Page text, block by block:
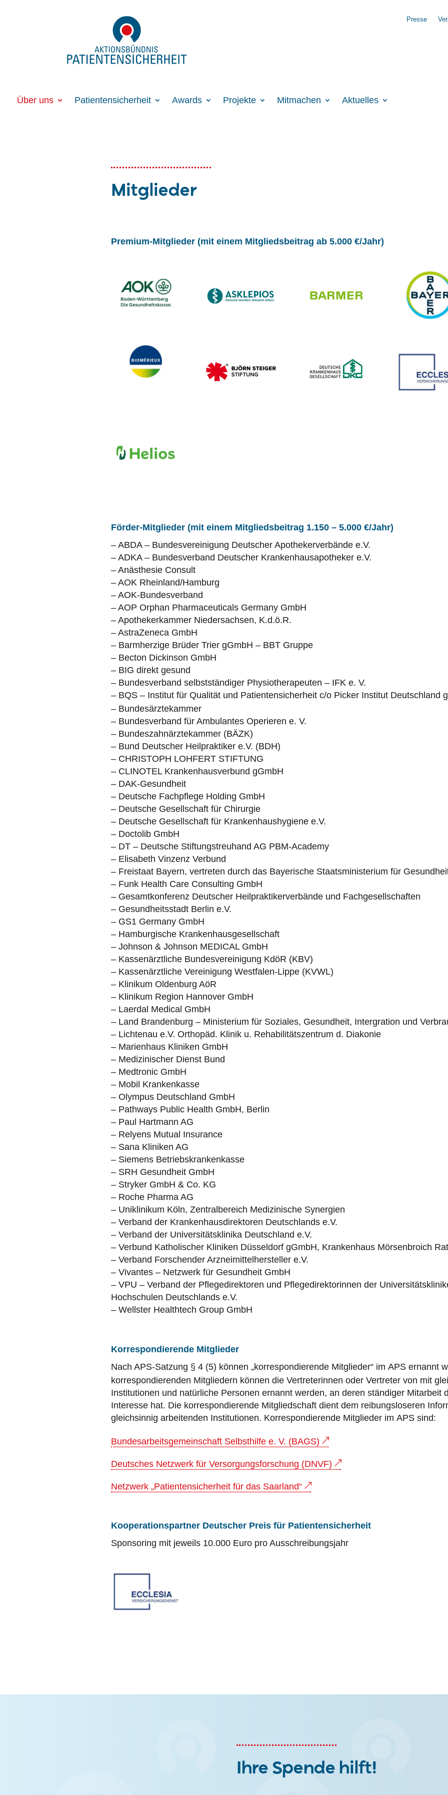
Presse
Über uns Patientensicherheit Awards Projekte Mitmachen Aktuelles
Mitglieder
Premium-Mitglieder (mit einem Mitgliedsbeitrag ab 5.000 €/Jahr)
Förder-Mitglieder (mit einem Mitgliedsbeitrag 1.150 – 5.000 €/Jahr)
– ABDA – Bundesvereinigung Deutscher Apothekerverbände e.V.
– ADKA – Bundesverband Deutscher Krankenhausapotheker e.V.
– Anästhesie Consult
– AOK Rheinland/Hamburg
– AOK-Bundesverband
– AOP Orphan Pharmaceuticals Germany GmbH
– Apothekerkammer Niedersachsen, K.d.ö.R.
– AstraZeneca GmbH
– Barmherzige Brüder Trier gGmbH – BBT Gruppe
– Becton Dickinson GmbH
– BIG direkt gesund
– Bundesverband selbstständiger Physiotherapeuten – IFK e. V.
– BQS – Institut für Qualität und Patientensicherheit c/o Picker Institut Deutschland
– Bundesärztekammer
– Bundesverband für Ambulantes Operieren e. V.
– Bundeszahnärztekammer (BÄZK)
– Bund Deutscher Heilpraktiker e.V. (BDH)
– CHRISTOPH LOHFERT STIFTUNG
– CLINOTEL Krankenhausverbund gGmbH
– DAK-Gesundheit
– Deutsche Fachpflege Holding GmbH
– Deutsche Gesellschaft für Chirurgie
– Deutsche Gesellschaft für Krankenhaushygiene e.V.
– Doctolib GmbH
– DT – Deutsche Stiftungstreuhand AG PBM-Academy
– Elisabeth Vinzenz Verbund
– Freistaat Bayern, vertreten durch das Bayerische Staatsministerium für
– Funk Health Care Consulting GmbH
– Gesamtkonferenz Deutscher Heil­praktiker­verbände und Fachgesellschaften
– Gesundheitsstadt Berlin e.V.
– GS1 Germany GmbH
– Hamburgische Krankenhausgesellschaft
– Johnson & Johnson MEDICAL GmbH
– Kassenärztliche Bundesvereinigung KdöR (KBV)
– Kassenärztliche Vereinigung Westfalen-Lippe (KVWL)
– Klinikum Oldenburg AöR
– Klinikum Region Hannover GmbH
– Laerdal Medical GmbH
– Land Brandenburg – Ministerium für Soziales, Gesundheit, Intergration und
– Lichtenau e.V. Orthopäd. Klinik u. Rehabilitätszentrum d. Diakonie
– Marienhaus Kliniken GmbH
– Medizinischer Dienst Bund
– Medtronic GmbH
– Mobil Krankenkasse
– Olympus Deutschland GmbH
– Pathways Public Health GmbH, Berlin
– Paul Hartmann AG
– Relyens Mutual Insurance​
– Sana Kliniken AG
– Siemens Betriebskrankenkasse
– SRH Gesundheit GmbH
– Stryker GmbH & Co. KG
– Roche Pharma AG
– Uniklinikum Köln, Zentralbereich Medizinische Synergien
– Verband der Krankenhausdirektoren Deutschlands e.V.
– Verband der Universitätsklinika Deutschland e.V.
– Verbund Katholischer Kliniken Düsseldorf gGmbH, Krankenhaus Mörsenbroich
– Verband Forschender Arzneimittelhersteller e.V.
– Vivantes – Netzwerk für Gesundheit GmbH
– VPU – Verband der Pflegedirektoren und Pflegedirektorinnen der
Hochschulen Deutschlands e.V.
– Wellster Healthtech Group GmbH
Korrespondierende Mitglieder
Nach APS-Satzung § 4 (5) können „korrespondierende Mitglieder“ im APS ernannt
korrespondierenden Mitgliedern können die Vertreterinnen oder Vertreter von mit
Institutionen und natürliche Personen ernannt werden, an deren ständiger Mitarbeit
Interesse hat. Die korrespondierende Mitgliedschaft dient dem reibungsloseren
gleichsinnig arbeitenden Institutionen. Korrespondierende Mitglieder im APS sind:
Bundesarbeitsgemeinschaft Selbsthilfe e. V. (BAGS)
Deutsches Netzwerk für Versorgungsforschung (DNVF)
Netzwerk „Patientensicherheit für das Saarland“
Kooperationspartner Deutscher Preis für Patientensicherheit
Sponsoring mit jeweils 10.000 Euro pro Ausschreibungsjahr
Ihre Spende hilft!